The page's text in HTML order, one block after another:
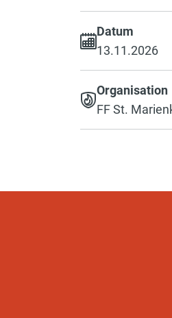
Datum
13.11.2026
Organisation
FF St.